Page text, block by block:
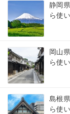
静岡
ら使
岡山
ら使
島根
ら使